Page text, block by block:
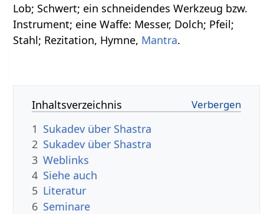
Lob; Schwert; ein schneidendes Werkzeug bzw.
Instrument; eine Waffe: Messer, Dolch; Pfeil;
Stahl; Rezitation, Hymne, Mantra.
Inhaltsverzeichnis
1 Sukadev über Shastra
2 Sukadev über Shastra
3 Weblinks
4 Siehe auch
5 Literatur
6 Seminare